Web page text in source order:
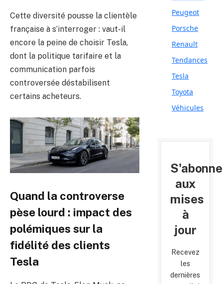
Cette diversité pousse la clientèle
française à s’interroger : vaut-il
encore la peine de choisir Tesla,
dont la politique tarifaire et la
communication parfois
controversée déstabilisent
certains acheteurs.
Quand la controverse
pèse lourd : impact des
polémiques sur la
fidélité des clients
Tesla
Peugeot
Porsche
Renault
Tendances
Tesla
Toyota
Véhicules
aux
mises
à
jour
Recevez
les
dernières